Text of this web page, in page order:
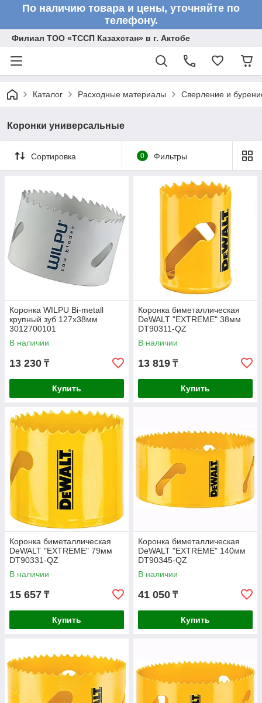
По наличию товара и цены, уточняйте по
телефону.
Филиал ТОО «ТССП Казахстан» в г. Актобе
Каталог Расходные материалы Сверление и
Коронки универсальные
Сортировка 0 Фильтры
Коронка WILPU Bi-metall
крупный зуб 127х38мм
3012700101
В наличии
13 230 ₸
Купить
Коронка биметаллическая
DeWALT "EXTREME" 38мм
DT90311-QZ
В наличии
13 819 ₸
Купить
Коронка биметаллическая
DeWALT "EXTREME" 79мм
DT90331-QZ
В наличии
15 657 ₸
Купить
Коронка биметаллическая
DeWALT "EXTREME" 140мм
DT90345-QZ
В наличии
41 050 ₸
Купить